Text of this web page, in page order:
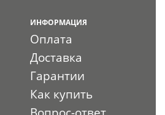
ИНФОРМАЦИЯ
Оплата
Доставка
Гарантии
Как купить